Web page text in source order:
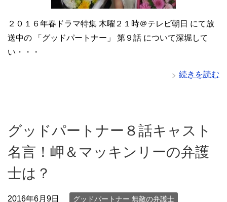
２０１６年春ドラマ特集 木曜２１時＠テレビ朝日 にて放
送中の 「グッドパートナー」 第９話 について深堀して
い・・・
続きを読む
グッドパートナー８話キャスト
名言！岬＆マッキンリーの弁護
士は？
2016年6月9日 グッドパートナー 無敵の弁護士